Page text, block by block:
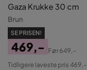
Gaza Krukke 30 cm
Brun
SE PRISEN!
Pris
469,-
Original
Før649,-
Tidligere laveste pris 469,-